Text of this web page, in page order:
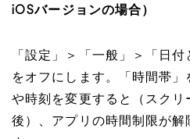
iOSバージョンの場合）
「設定」＞「一般」＞「日
をオフにします。「時間帯
や時刻を変更すると（スクリ
後）、アプリの時間制限が解